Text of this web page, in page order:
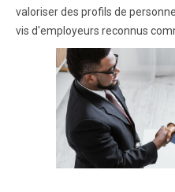
valoriser des profils de
vis d'employeurs reconnus